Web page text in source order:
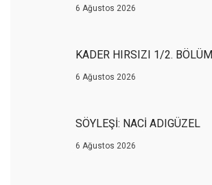
6 Ağustos 2026
KADER HIRSIZI 1/2. BÖLÜM
6 Ağustos 2026
SÖYLEŞİ: NACİ ADIGÜZEL
6 Ağustos 2026